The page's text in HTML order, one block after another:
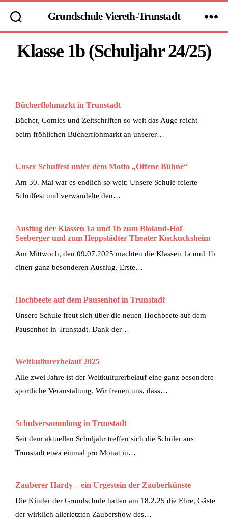
Grundschule Viereth-Trunstadt
Klasse 1b (Schuljahr 24/25)
Bücherflohmarkt in Trunstadt
Bücher, Comics und Zeitschriften so weit das Auge reicht –
beim fröhlichen Bücherflohmarkt an unserer…
Unser Schulfest unter dem Motto „Offene Bühne“
Am 30. Mai war es endlich so weit: Unsere Schule feierte
Schulfest und verwandelte den…
Ausflug der Klassen 1a und 1b zum Bioland-Hof
Seeberger und zum Heppstädter Theater Kuckucksheim
Am Mittwoch, den 09.07.2025 machten die Klassen 1a und 1b
einen ganz besonderen Ausflug. Erste…
Hochbeete auf dem Pausenhof in Trunstadt
Unsere Schule freut sich über die neuen Hochbeete auf dem
Pausenhof in Trunstadt. Dank der…
Weltkulturerbelauf 2025
Alle zwei Jahre ist der Weltkulturerbelauf eine ganz besondere
sportliche Veranstaltung. Wir freuen uns, dass…
Schulversammlung in Trunstadt
Seit dem aktuellen Schuljahr treffen sich die Schüler aus
Trunstadt etwa einmal pro Monat in…
Zauberer Hardy – ein Urgestein der Zauberkünste
Die Kinder der Grundschule hatten am 18.2.25 die Ehre, Gäste
der wirklich allerletzten Zaubershow des…